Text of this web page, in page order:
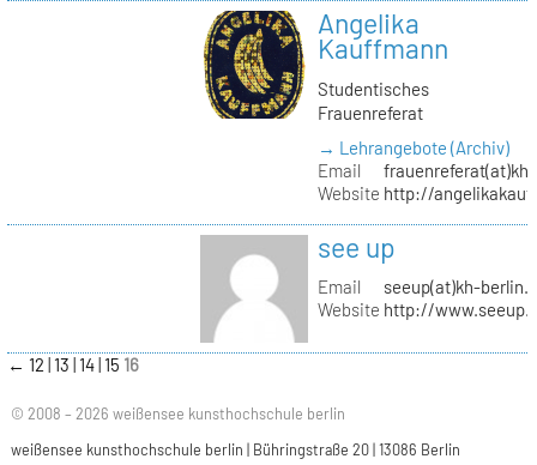
Angelika
Kauffmann
Studentisches
Frauenreferat
→ Lehrangebote (Archiv)
Email
Website http://
see up
Email
seeup(at)kh-
Website http://
← 12 13 14 15 16
© 2008 – 2026 weißensee kunsthochschule berlin
weißensee kunsthochschule berlin | Bühringstraße 20 | 13086 Berlin